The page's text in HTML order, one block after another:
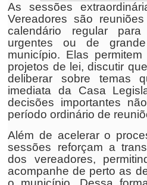
As sessões
Vereadores são
calendário regular
urgentes ou de
município. Elas
projetos de lei, discutir
deliberar sobre temas
imediata da Casa
decisões importantes
período ordinário de
Além de acelerar o
sessões reforçam a
dos vereadores,
acompanhe de perto as